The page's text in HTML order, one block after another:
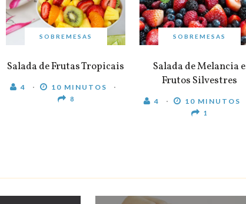
SOBREMESAS
Salada de Frutas Tropicais
4 10 MINUTOS
8
SOBREMESAS
Salada de Melancia e
Frutos Silvestres
4 10 MINUTOS
1